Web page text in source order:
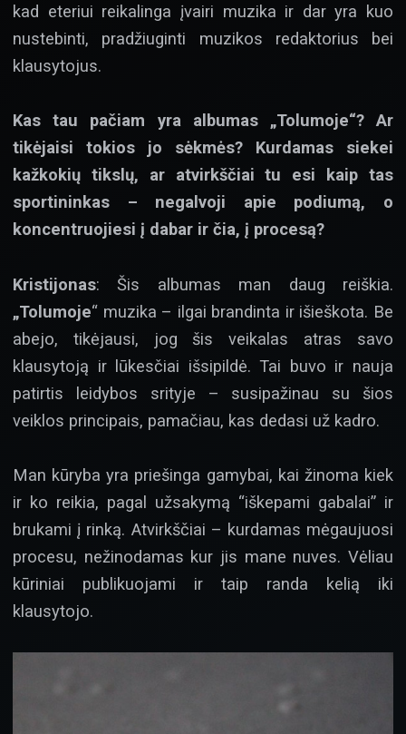
kad eteriui reikalinga įvairi muzika ir dar yra kuo
nustebinti, pradžiuginti muzikos redaktorius bei
klausytojus.
Kas tau pačiam yra albumas „Tolumoje“? Ar
tikėjaisi tokios jo sėkmės? Kurdamas siekei
kažkokių tikslų, ar atvirkščiai tu esi kaip tas
sportininkas – negalvoji apie podiumą, o
koncentruojiesi į dabar ir čia, į procesą?
Kristijonas: Šis albumas man daug reiškia.
„Tolumoje“ muzika – ilgai brandinta ir išieškota. Be
abejo, tikėjausi, jog šis veikalas atras savo
klausytoją ir lūkesčiai išsipildė. Tai buvo ir nauja
patirtis leidybos srityje – susipažinau su šios
veiklos principais, pamačiau, kas dedasi už kadro.
Man kūryba yra priešinga gamybai, kai žinoma kiek
ir ko reikia, pagal užsakymą “iškepami gabalai” ir
brukami į rinką. Atvirkščiai – kurdamas mėgaujuosi
procesu, nežinodamas kur jis mane nuves. Vėliau
kūriniai publikuojami ir taip randa kelią iki
klausytojo.